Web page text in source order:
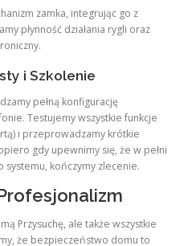
zamka, integrując go z
płynność działania rygli oraz
i Szkolenie
pełną konfigurację
Testujemy wszystkie funkcje
i przeprowadzamy krótkie
gdy upewnimy się, że w pełni
systemu, kończymy zlecenie.
Przysuchę, ale także wszystkie
że bezpieczeństwo domu to